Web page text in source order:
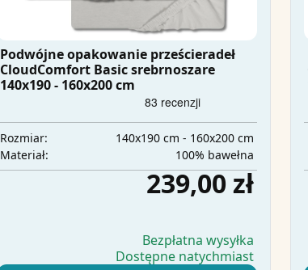
Podwójne opakowanie prześcieradeł
CloudComfort Basic srebrnoszare
140x190 - 160x200 cm
Rozmiar:
140x190 cm - 160x200 cm
Materiał:
100% bawełna
239,00 zł
Bezpłatna wysyłka
Dostępne natychmiast